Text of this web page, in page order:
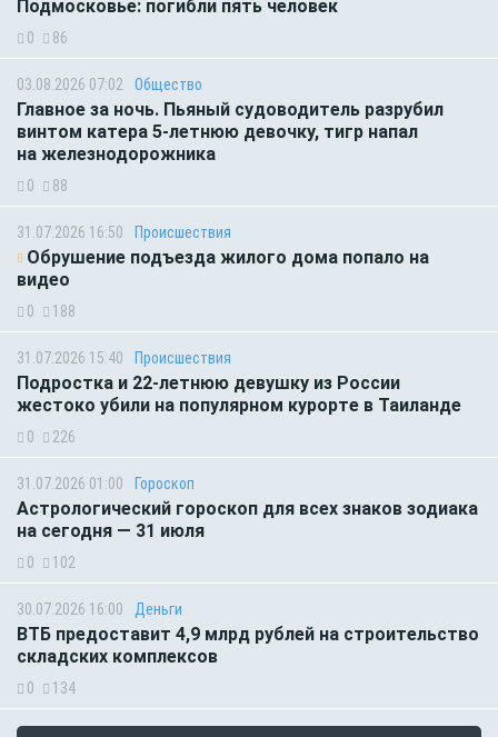
Подмосковье: погибли пять человек
0 86
03.08.2026 07:02 Общество
Главное за ночь. Пьяный судоводитель разрубил
винтом катера 5-летнюю девочку, тигр напал
на железнодорожника
0 88
31.07.2026 16:50 Происшествия
Обрушение подъезда жилого дома попало на
видео
0 188
31.07.2026 15:40 Происшествия
Подростка и 22-летнюю девушку из России
жестоко убили на популярном курорте в Таиланде
0 226
31.07.2026 01:00 Гороскоп
Астрологический гороскоп для всех знаков зодиака
на сегодня — 31 июля
0 102
30.07.2026 16:00 Деньги
ВТБ предоставит 4,9 млрд рублей на строительство
складских комплексов
0 134